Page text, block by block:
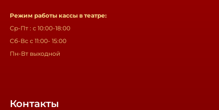
Режим работы кассы в театре:
Ср-Пт : с 10:00-18:00
Сб-Вс с 11:00- 15:00
Пн-Вт выходной
Контакты